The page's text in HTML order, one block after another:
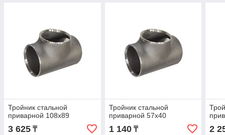
Тройник стальной
приварной 108х89
3 625 ₸
Тройник стальной
приварной 57х40
1 140₸ 2